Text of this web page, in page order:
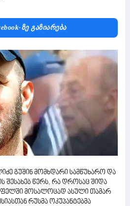
Ზე Გაზიარება
გუშინ მომხდარი სამწუხარო და
შესახებ წერს, რა დროსაც შიდა
მოსალოცად ასული თამარ
რუსმა ოკუპანტებმა